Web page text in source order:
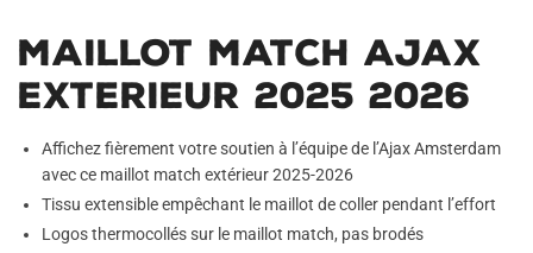
Maillot Match Ajax
Exterieur 2025 2026
Affichez fièrement votre soutien à l’équipe de l’Ajax Amsterdam
avec ce maillot match extérieur 2025-2026
Tissu extensible empêchant le maillot de coller pendant l’effort
Logos thermocollés sur le maillot match, pas brodés